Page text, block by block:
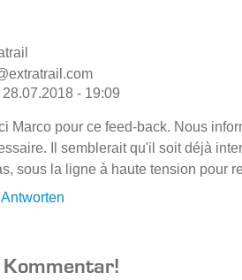
28.07.2018 - 19:09
Marco pour ce feed-back. Nous
Il semblerait qu'il soit déjà
sous la ligne à haute tension pour
Antworten